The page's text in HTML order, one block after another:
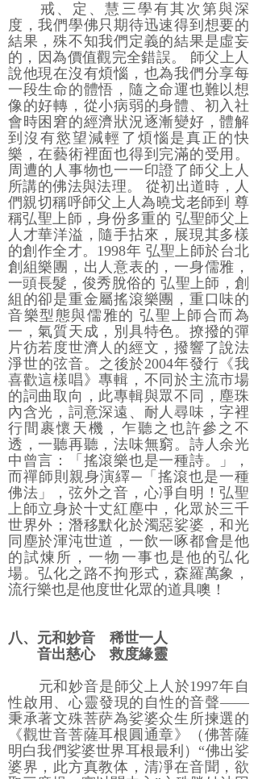
戒、定、慧三學有其次第與深
度，我們學佛只期待迅速得到想要的
結果，殊不知我們定義的結果是虛妄
的，因為價值觀完全錯誤。 師父上人
說他現在沒有煩惱，也為我們分享每
一段生命的體悟，隨之命運也難以想
像的好轉，從小病弱的身體、初入社
會時困窘的經濟狀況逐漸變好，體解
到沒有慾望減輕了煩惱是真正的快
樂，在藝術裡面也得到完滿的受用。
周遭的人事物也一一印證了師父上人
所講的佛法與法理。 從初出道時，人
們親切稱呼師父上人為曉戈老師到 尊
稱弘聖上師，身份多重的 弘聖師父上
人才華洋溢，隨手拈來，展現其多樣
的創作全才。1998年 弘聖上師於台北
創組樂團，出人意表的，一身儒雅，
一頭長髮，俊秀脫俗的 弘聖上師，創
組的卻是重金屬搖滾樂團，重口味的
音樂型態與儒雅的 弘聖上師合而為
一，氣質天成，別具特色。撩撥的彈
片彷若度世濟人的經文，撥響了說法
淨世的弦音。之後於2004年發行《我
喜歡這樣唱》專輯，不同於主流市場
的詞曲取向，此專輯與眾不同，塵珠
內含光，詞意深遠、耐人尋味，字裡
行間裹懷天機，乍聽之也許參之不
透，一聽再聽，法味無窮。詩人余光
中曾言：「搖滾樂也是一種詩。」，
而禪師則親身演繹─「搖滾也是一種
佛法」，弦外之音，心凈自明！弘聖
上師立身於十丈紅塵中，化眾於三千
世界外；潛移默化於濁惡娑婆，和光
同塵於渾沌世道，一飲一啄都會是他
的試煉所，一物一事也是他的弘化
場。弘化之路不拘形式，森羅萬象，
流行樂也是他度世化眾的道具噢！
八、元和妙音 稀世一人
音出慈心 救度緣靈
元和妙音是師父上人於1997年自
性啟用、心靈發現的自性的音聲――
秉承著文殊菩萨為娑婆众生所揀選的
《觀世音菩薩耳根圓通章》（佛菩薩
明白我們娑婆世界耳根最利）“佛出娑
婆界，此方真教体，清凈在音聞，欲